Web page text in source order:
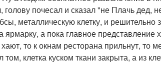
голову почесал и сказал "не Плачь
металлическую клетку, и
ярмарку, а пока главное
то к окнам ресторана прильнут, то
клетка куском ткани закрыта, а из